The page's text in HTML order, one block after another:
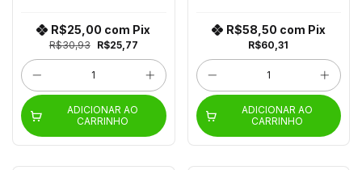
R$30,93 R$25,77
R$25,00 com Pix
ADICIONAR AO
CARRINHO
R$60,31
R$58,50 com Pix
ADICIONAR AO
CARRINHO